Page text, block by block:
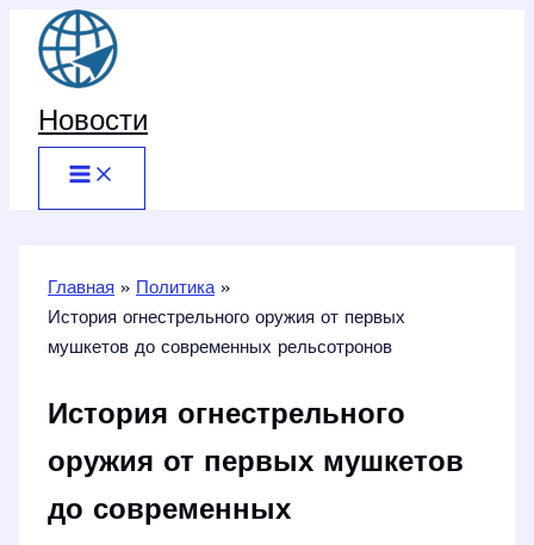
Перейти
содержимому
Новости
Главная
Политика
История огнестрельного оружия от первых
мушкетов до современных рельсотронов
История огнестрельного
оружия от первых мушкетов
до современных